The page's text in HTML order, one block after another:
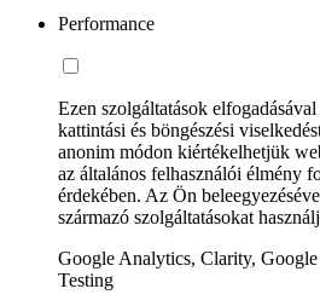
Performance
Ezen szolgáltatások
kattintási és böngészési
anonim módon kiértékelhetjük
az általános felhasználói élmény
érdekében. Az Ön
származó szolgáltatásokat
Google Analytics, Clarity,
Testing